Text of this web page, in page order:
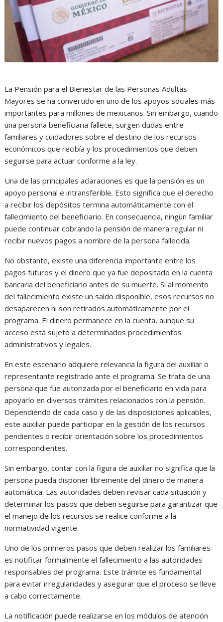
La Pensión para el Bienestar de las Personas Adultas
Mayores se ha convertido en uno de los apoyos sociales más
importantes para millones de mexicanos. Sin embargo, cuando
una persona beneficiaria fallece, surgen dudas entre
familiares y cuidadores sobre el destino de los recursos
económicos que recibía y los procedimientos que deben
seguirse para actuar conforme a la ley.
Una de las principales aclaraciones es que la pensión es un
apoyo personal e intransferible. Esto significa que el derecho
a recibir los depósitos termina automáticamente con el
fallecimiento del beneficiario. En consecuencia, ningún familiar
puede continuar cobrando la pensión de manera regular ni
recibir nuevos pagos a nombre de la persona fallecida.
No obstante, existe una diferencia importante entre los
pagos futuros y el dinero que ya fue depositado en la cuenta
bancaria del beneficiario antes de su muerte. Si al momento
del fallecimiento existe un saldo disponible, esos recursos no
desaparecen ni son retirados automáticamente por el
programa. El dinero permanece en la cuenta, aunque su
acceso está sujeto a determinados procedimientos
administrativos y legales.
En este escenario adquiere relevancia la figura del auxiliar o
representante registrado ante el programa. Se trata de una
persona que fue autorizada por el beneficiario en vida para
apoyarlo en diversos trámites relacionados con la pensión.
Dependiendo de cada caso y de las disposiciones aplicables,
este auxiliar puede participar en la gestión de los recursos
pendientes o recibir orientación sobre los procedimientos
correspondientes.
Sin embargo, contar con la figura de auxiliar no significa que la
persona pueda disponer libremente del dinero de manera
automática. Las autoridades deben revisar cada situación y
determinar los pasos que deben seguirse para garantizar que
el manejo de los recursos se realice conforme a la
normatividad vigente.
Uno de los primeros pasos que deben realizar los familiares
es notificar formalmente el fallecimiento a las autoridades
responsables del programa. Este trámite es fundamental
para evitar irregularidades y asegurar que el proceso se lleve
a cabo correctamente.
La notificación puede realizarse en los módulos de atención